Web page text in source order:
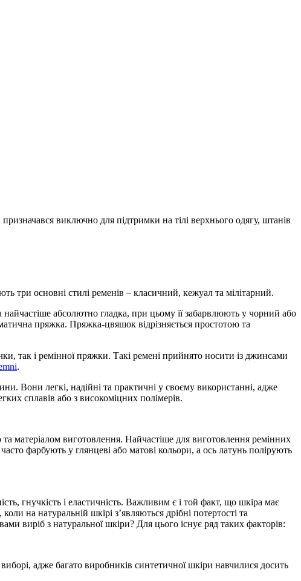
виключно для підтримки на тілі верхнього одягу, штанів
три основні стилі ременів – класичний, кежуал та мілітарний.
найчастіше абсолютно гладка, при цьому її забарвлюють у чорний або
пряжка. Пряжка-цвяшок відрізняється простотою та
так і ремінної пряжки. Такі ремені прийнято носити із джинсами
.
Вони легкі, надійні та практичні у своєму використанні, адже
сплавів або з високоміцних полімерів.
та матеріалом виготовлення. Найчастіше для виготовлення ремінних
фарбують у глянцеві або матові кольори, а ось латунь полірують
гнучкість і еластичність. Важливим є і той факт, що шкіра має
на натуральній шкірі з’являються дрібні потертості та
виріб з натуральної шкіри? Для цього існує ряд таких факторів:
адже багато виробників синтетичної шкіри навчилися досить